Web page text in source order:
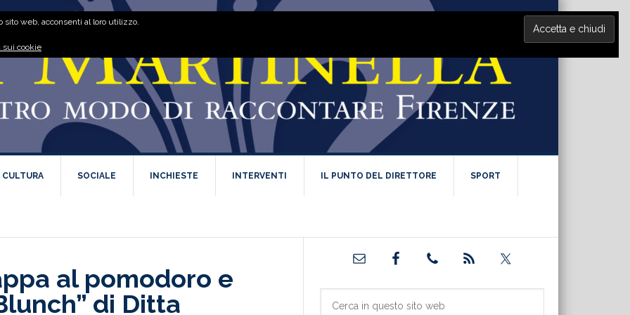
CULTURA SOCIALE INCHIESTE INTERVENTI IL PUNTO DEL DIRETTORE SPORT
al pomodoro e
di Ditta
Barra
primaria
web, acconsenti al loro utilizzo.
sui cookie